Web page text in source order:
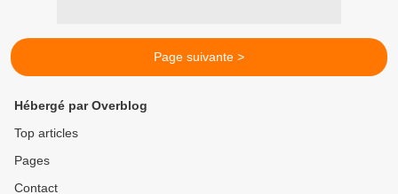
Page suivante >
Hébergé par Overblog
Top articles
Pages
Contact